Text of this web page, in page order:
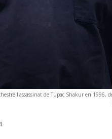
l'assassinat de Tupac Shakur en 1996,